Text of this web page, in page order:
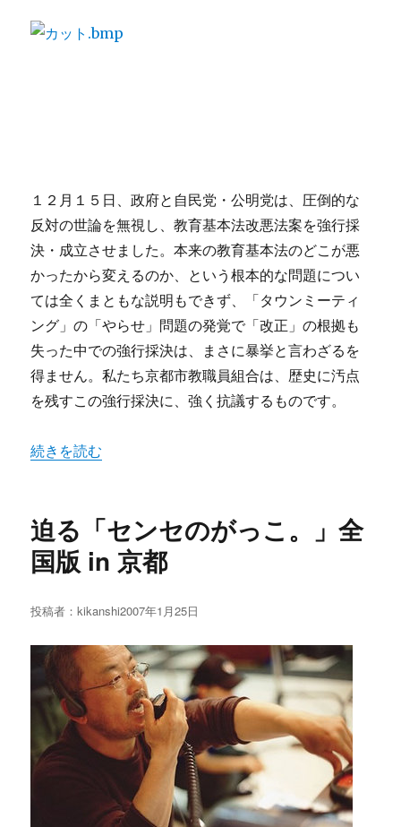
１２月１５日、政府と自民党・公明党は、圧倒的な
反対の世論を無視し、教育基本法改悪法案を強行採
決・成立させました。本来の教育基本法のどこが悪
かったから変えるのか、という根本的な問題につい
ては全くまともな説明もできず、「タウンミーティ
ング」の「やらせ」問題の発覚で「改正」の根拠も
失った中での強行採決は、まさに暴挙と言わざるを
得ません。私たち京都市教職員組合は、歴史に汚点
を残すこの強行採決に、強く抗議するものです。
“京都市の全ての教職員のみなさんへ～教育基本法改悪に
続きを読む
迫る「センセのがっこ。」全
国版 in 京都
投稿者：kikanshi投
日:
2007年1月25日